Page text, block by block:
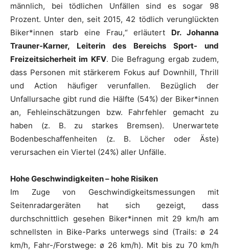
männlich, bei tödlichen Unfällen sind es sogar 98
Prozent. Unter den, seit 2015, 42 tödlich verunglückten
Biker*innen starb eine Frau,“ erläutert Dr. Johanna
Trauner-Karner, Leiterin des Bereichs Sport- und
Freizeitsicherheit im KFV. Die Befragung ergab zudem,
dass Personen mit stärkerem Fokus auf Downhill, Thrill
und Action häufiger verunfallen. Bezüglich der
Unfallursache gibt rund die Hälfte (54%) der Biker*innen
an, Fehleinschätzungen bzw. Fahrfehler gemacht zu
haben (z. B. zu starkes Bremsen). Unerwartete
Bodenbeschaffenheiten (z. B. Löcher oder Äste)
verursachen ein Viertel (24%) aller Unfälle.
Hohe Geschwindigkeiten – hohe Risiken
Im Zuge von Geschwindigkeitsmessungen mit
Seitenradargeräten hat sich gezeigt, dass
durchschnittlich gesehen Biker*innen mit 29 km/h am
schnellsten in Bike-Parks unterwegs sind (Trails: ø 24
km/h, Fahr-/Forstwege: ø 26 km/h). Mit bis zu 70 km/h